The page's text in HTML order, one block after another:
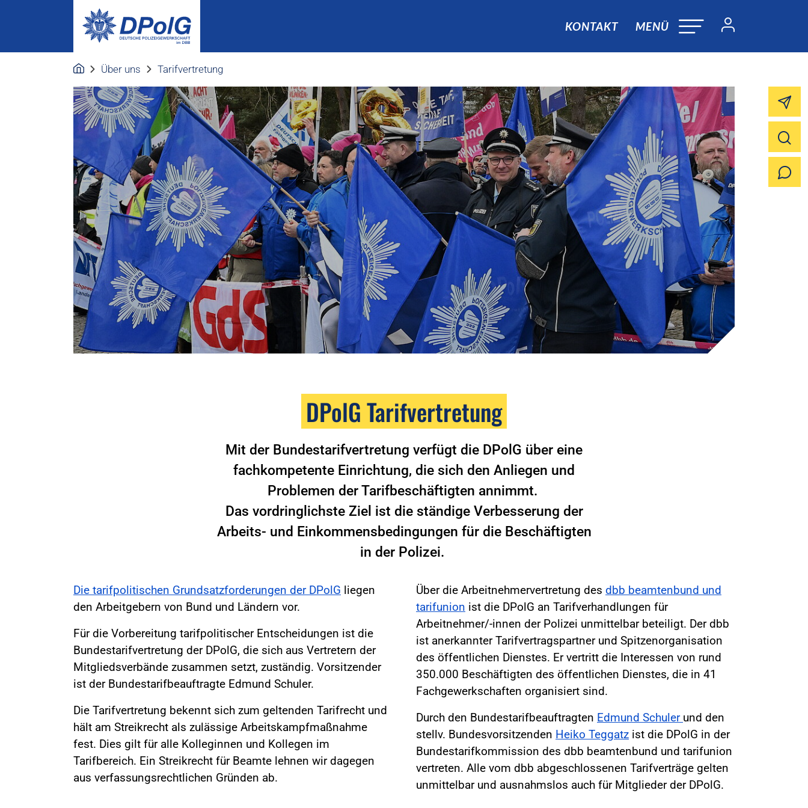
KONTAKT MENÜ
Über uns Tarifvertretung
DPolG Tarifvertretung
Mit der Bundestarifvertretung verfügt die DPolG über eine
fachkompetente Einrichtung, die sich den Anliegen und
Problemen der Tarifbeschäftigten annimmt.
Das vordringlichste Ziel ist die ständige Verbesserung der
Arbeits- und Einkommensbedingungen für die Beschäftigten
in der Polizei.
Die tarifpolitischen Grundsatzforderungen der DPolG liegen
den Arbeitgebern von Bund und Ländern vor.
Für die Vorbereitung tarifpolitischer Entscheidungen ist die
Bundestarifvertretung der DPolG, die sich aus Vertretern der
Mitgliedsverbände zusammen setzt, zuständig. Vorsitzender
ist der Bundestarifbeauftragte Edmund Schuler.
Die Tarifvertretung bekennt sich zum geltenden Tarifrecht und
hält am Streikrecht als zulässige Arbeitskampfmaßnahme
fest. Dies gilt für alle Kolleginnen und Kollegen im
Tarifbereich. Ein Streikrecht für Beamte lehnen wir dagegen
aus verfassungsrechtlichen Gründen ab.
Über die Arbeitnehmervertretung des dbb beamtenbund und
tarifunion ist die DPolG an Tarifverhandlungen für
Arbeitnehmer/-innen der Polizei unmittelbar beteiligt. Der dbb
ist anerkannter Tarifvertragspartner und Spitzenorganisation
des öffentlichen Dienstes. Er vertritt die Interessen von rund
350.000 Beschäftigten des öffentlichen Dienstes, die in 41
Fachgewerkschaften organisiert sind.
Durch den Bundestarifbeauftragten Edmund Schuler und den
stellv. Bundesvorsitzenden Heiko Teggatz ist die DPolG in der
Bundestarifkommission des dbb beamtenbund und tarifunion
vertreten. Alle vom dbb abgeschlossenen Tarifverträge gelten
unmittelbar und ausnahmslos auch für Mitglieder der DPolG.